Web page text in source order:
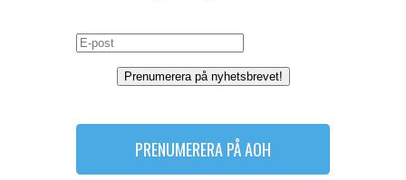
Prenumerera på nyhetsbrevet!
PRENUMERERA PÅ AOH